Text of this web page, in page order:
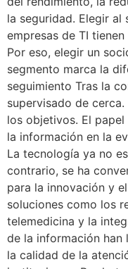
la seguridad. Elegir
empresas de TI
Por eso, elegir un
segmento marca la
seguimiento Tras la
supervisado de
los objetivos. El
la información en la
La tecnología ya no
contrario, se ha
para la innovación y
soluciones como los
telemedicina y la
de la información han
la calidad de la